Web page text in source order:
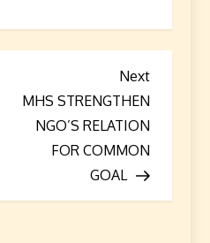
Next
Next
MHS STRENGTHEN
NGO’S RELATION
FOR COMMON
GOAL